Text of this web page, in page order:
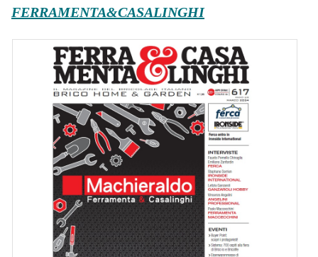
FERRAMENTA&CASALINGHI